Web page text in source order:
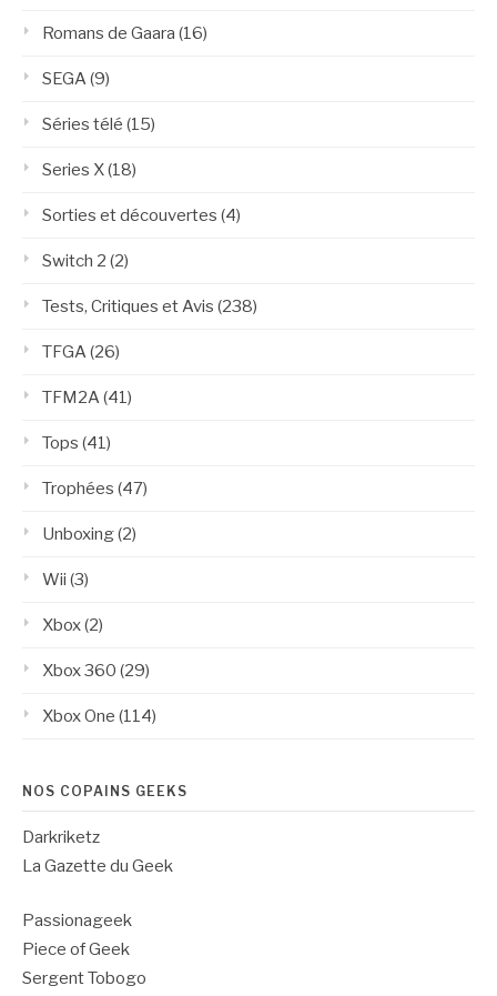
Romans de Gaara (16)
SEGA(9)
Séries télé (15)
Series X(18)
Sorties et découvertes (4)
Switch 2 (2)
Tests, Critiques et Avis (238)
TFGA(26)
TFM2A(41)
Tops (41)
Trophées (47)
Unboxing(2)
Wii (3)
Xbox(2)
Xbox 360 (29)
Xbox One (114)
NOS COPAINS GEEKS
Darkriketz
La Gazette du Geek
Passionageek
Piece of Geek
Sergent Tobogo